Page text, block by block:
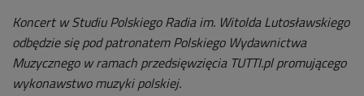
Koncert w Studiu Polskiego Radia im. Witolda Lutosławskiego
odbędzie się pod patronatem Polskiego Wydawnictwa
Muzycznego w ramach przedsięwzięcia TUTTI.pl promującego
wykonawstwo muzyki polskiej.